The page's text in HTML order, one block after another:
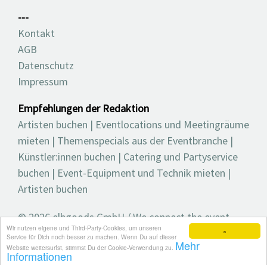
×
Wir nutzen eigene und Third-Party-Cookies, um unseren
Service für Dich noch besser zu machen. Wenn Du auf dieser
Website weitersurfst, stimmst Du der Cookie-Verwendung zu. Mehr
Informationen
---
Kontakt
AGB
Datenschutz
Impressum
Empfehlungen der Redaktion
Artisten buchen | Eventlocations und Meetingräume
mieten | Themenspecials aus der Eventbranche |
Künstler:innen buchen | Catering und Partyservice
buchen | Event-Equipment und Technik mieten |
Artisten buchen
© 2026 elbgoods GmbH / We connect the event
industry / Medienvielfalt für die Eventplanung /
Eventbranchenbuch, Blog, Magazin und mehr